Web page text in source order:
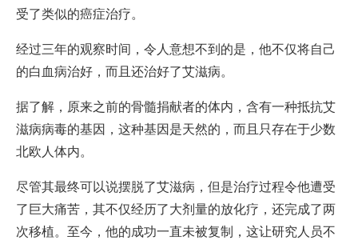
受了类似的癌症治疗。
经过三年的观察时间，令人意想不到的是，他不仅将自己
的白血病治好，而且还治好了艾滋病。
据了解，原来之前的骨髓捐献者的体内，含有一种抵抗艾
滋病病毒的基因，这种基因是天然的，而且只存在于少数
北欧人体内。
尽管其最终可以说摆脱了艾滋病，但是治疗过程令他遭受
了巨大痛苦，其不仅经历了大剂量的放化疗，还完成了两
次移植。至今，他的成功一直未被复制，这让研究人员不